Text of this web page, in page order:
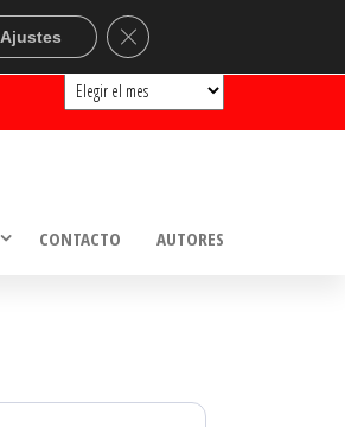
ARCHIVOS
Archivos
CONTACTO AUTORES
Ajustes Cerrar el banner de cookies